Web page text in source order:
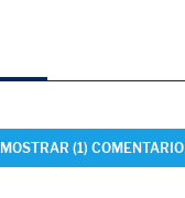
MOSTRAR (1) COMENTARIO